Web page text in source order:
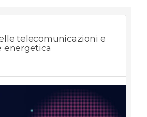
telecomunicazioni e
energetica